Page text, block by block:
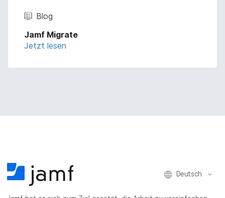
Blog
Jamf Migrate
Jetzt lesen
Deutsch